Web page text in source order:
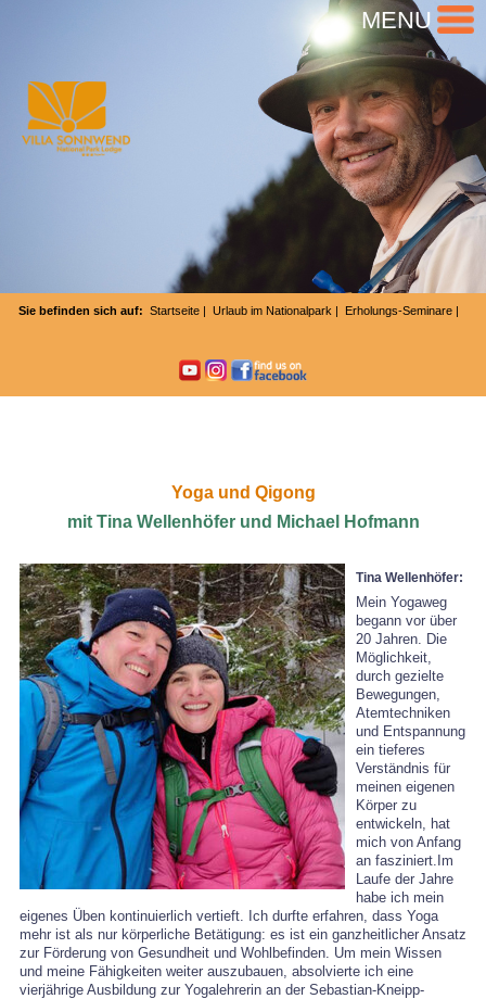
MENU
Sie befinden sich auf: Startseite| Urlaub im Nationalpark | Erholungs-Seminare|
Yoga und Qigong
mit Tina Wellenhöfer und Michael Hofmann
Tina Wellenhöfer:
Mein Yogaweg
begann vor über
20 Jahren. Die
Möglichkeit,
durch gezielte
Bewegungen,
Atemtechniken
und Entspannung
ein tieferes
Verständnis für
meinen eigenen
Körper zu
entwickeln, hat
mich von Anfang
an fasziniert.Im
Laufe der Jahre
habe ich mein
eigenes Üben kontinuierlich vertieft. Ich durfte erfahren, dass Yoga
mehr ist als nur körperliche Betätigung: es ist ein ganzheitlicher Ansatz
zur Förderung von Gesundheit und Wohlbefinden. Um mein Wissen
und meine Fähigkeiten weiter auszubauen, absolvierte ich eine
vierjährige Ausbildung zur Yogalehrerin an der Sebastian-Kneipp-